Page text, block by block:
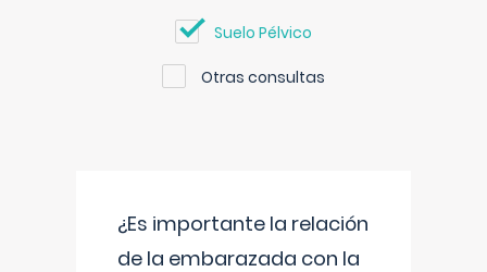
Suelo Pélvico
Otras consultas
¿Es importante la relación
de la embarazada con la